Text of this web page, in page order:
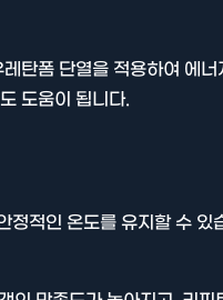
탄폼 단열을 적용하여 에
도움이 됩니다.
적인 온도를 유지할 수 있